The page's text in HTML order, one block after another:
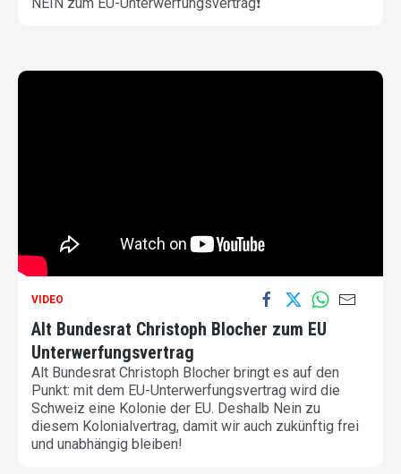
VIDEO
Alt Bundesrat Christoph Blocher zum EU
Unterwerfungsvertrag
Alt Bundesrat Christoph Blocher bringt es auf den
Punkt: mit dem EU-Unterwerfungsvertrag wird die
Schweiz eine Kolonie der EU. Deshalb Nein zu
diesem Kolonialvertrag, damit wir auch zukünftig frei
und unabhängig bleiben!